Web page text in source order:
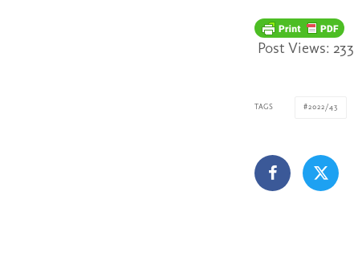
Post Views: 233
TAGS 2022/43